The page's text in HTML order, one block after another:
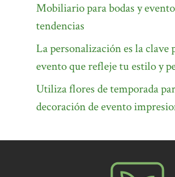
Mobiliario para bodas y
tendencias
La personalización es la clave
evento que refleje tu estilo y
Utiliza flores de temporada
decoración de evento